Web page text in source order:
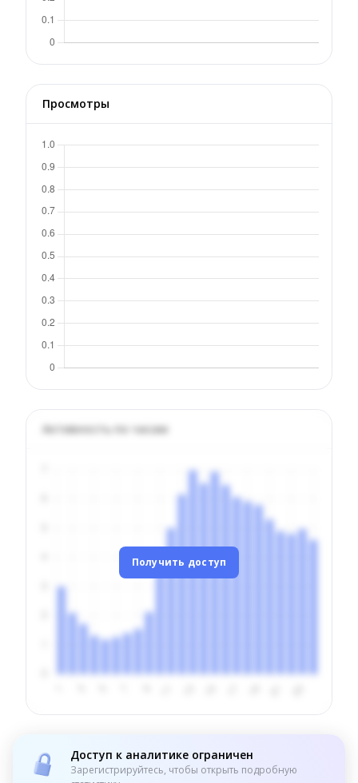
Просмотры
Активность по часам
Получить доступ
Доступ к аналитике ограничен
Зарегистрируйтесь, чтобы открыть подробную